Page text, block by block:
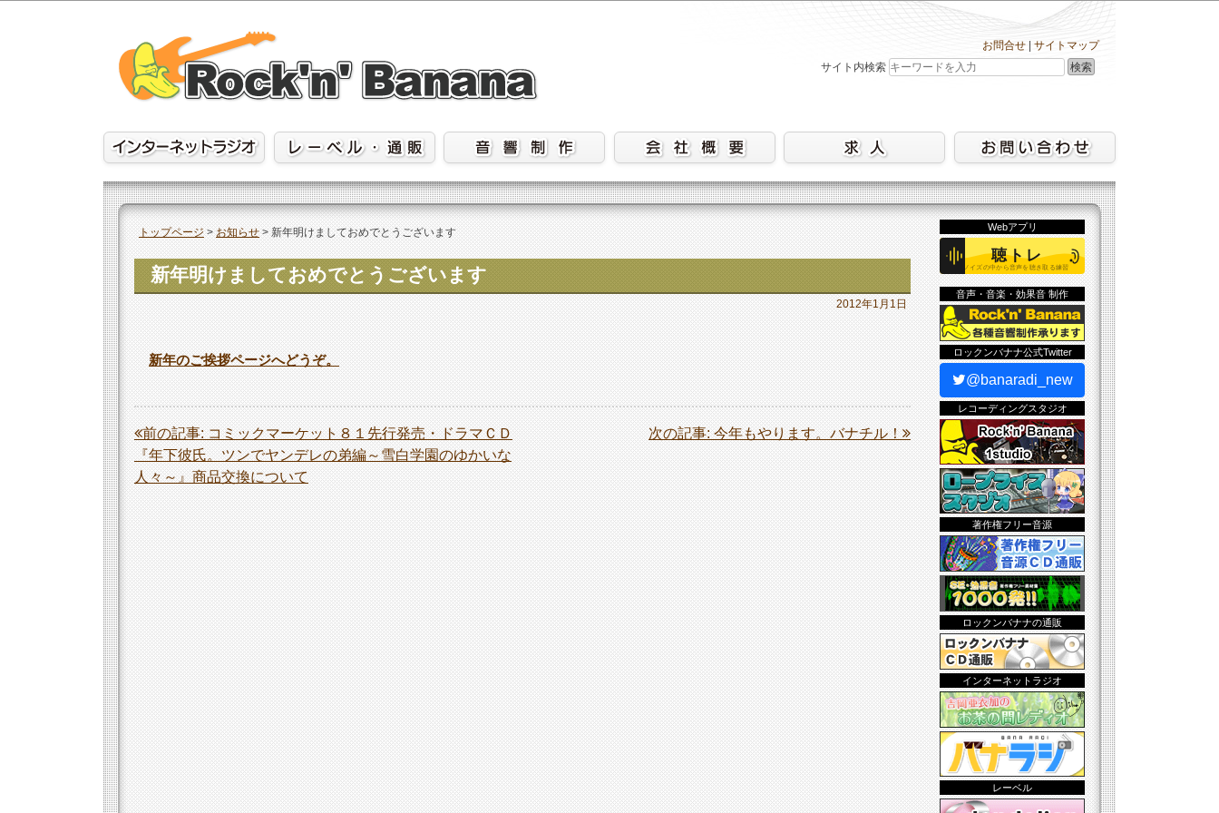
content
お問合せ
サイトマップ
サイト内検索
検索
トップページ>お知らせ>新年明けましておめでとうございます
新年明けましておめでとうございます
2012年1月1日
新年のご挨拶ページへどうぞ。
投
稿
ナ
ビ
ゲ
ー
シ
ョ
ン
前の記事: コミックマーケット８１先行発売・ドラマＣＤ
『年下彼氏。ツンでヤンデレの弟編～雪白学園のゆかいな
人々～』商品交換について
次の記事: 今年もやります。バナチル！
Webアプリ
音声・音楽・効果音 制作
ロックンバナナ公式Twitter
@banaradi_new
レコーディングスタジオ
著作権フリー音源
ロックンバナナの通販
インターネットラジオ
レーベル